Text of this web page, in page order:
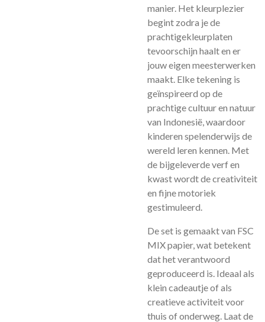
manier. Het kleurplezier
begint zodra je de
prachtigekleurplaten
tevoorschijn haalt en er
jouw eigen meesterwerken
maakt. Elke tekening is
geïnspireerd op de
prachtige cultuur en natuur
van Indonesië, waardoor
kinderen spelenderwijs de
wereld leren kennen. Met
de bijgeleverde verf en
kwast wordt de creativiteit
en fijne motoriek
gestimuleerd.
De set is gemaakt van FSC
MIX papier, wat betekent
dat het verantwoord
geproduceerd is. Ideaal als
klein cadeautje of als
creatieve activiteit voor
thuis of onderweg. Laat de